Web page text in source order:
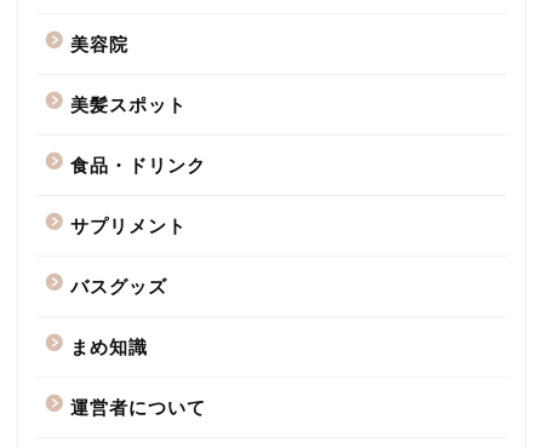
美容院
美髪スポット
食品・ドリンク
サプリメント
バスグッズ
まめ知識
運営者について